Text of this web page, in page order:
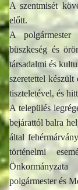
A szentmisét
előtt.
A polgármester
büszkeség és
társadalmi és
szeretettel
tiszteletével, és
A település
bejárattól balra
által
történelmi
polgármester és